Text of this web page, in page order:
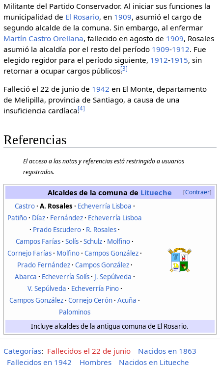
Militante del Partido Conservador. Al iniciar sus funciones la
municipalidad de El Rosario, en 1909, asumió el cargo de
segundo alcalde de la comuna. Sin embargo, al enfermar
Martín Castro Orellana, fallecido en agosto de 1909, Rosales
asumió la alcaldía por el resto del período 1909-1912. Fue
elegido regidor para el período siguiente, 1912-1915, sin
retornar a ocupar cargos públicos.
[3]
Falleció el 22 de junio de 1942 en El Monte, departamento
de Melipilla, provincia de Santiago, a causa de una
insuficiencia cardíaca.[4]
Referencias
El acceso a las notas y referencias está restringido a usuarios
registrados.
Contraer
Alcaldes de la comuna de Litueche
Castro A. Rosales
Echeverría Lisboa
Patiño
Díaz Fernández
Echeverría Lisboa
Prado Escudero
R. Rosales
Campos Farías Solís Schulz
Molfino
Cornejo Farías
Molfino Campos González
Prado Fernández Campos González
Abarca
Echeverría Solís
J. Sepúlveda
V. Sepúlveda
Echeverría Pino
Campos González Cornejo Cerón Acuña
Palominos
Incluye alcaldes de la antigua comuna de El Rosario.
Categorías: Fallecidos el 22 de junio
Nacidos en 1863
Fallecidos en 1942
Hombres
Nacidos en Litueche